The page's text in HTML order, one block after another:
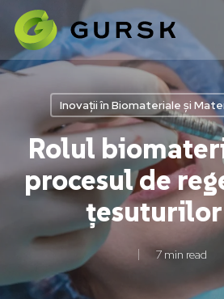
main
content
Inovații în Biomateriale și
Rolul
procesul de
7 min read